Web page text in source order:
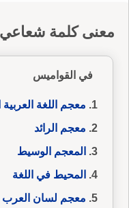
معنى كلمة
في القواميس
معجم اللغة
معجم الرائد
المعجم الوسيط
المحيط في اللغة
معجم لسان العرب